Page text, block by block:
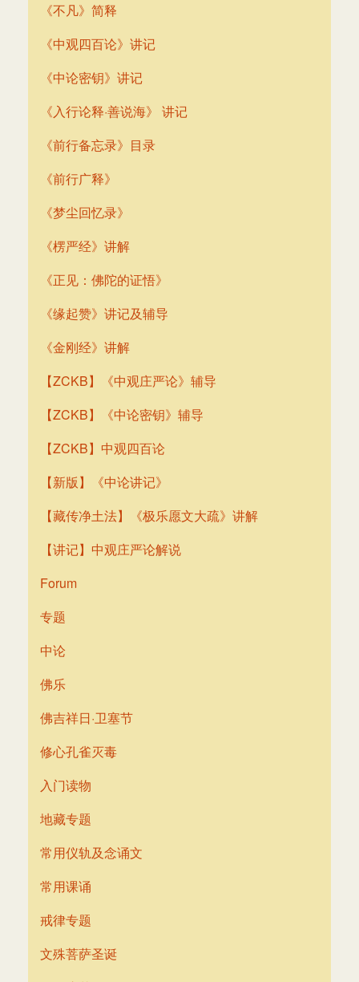
《不凡》简释
《中观四百论》讲记
《中论密钥》讲记
《入行论释·善说海》 讲记
《前行备忘录》目录
《前行广释》
《梦尘回忆录》
《楞严经》讲解
《正见：佛陀的证悟》
《缘起赞》讲记及辅导
《金刚经》讲解
【ZCKB】《中观庄严论》辅导
【ZCKB】《中论密钥》辅导
【ZCKB】中观四百论
【新版】《中论讲记》
【藏传净土法】《极乐愿文大疏》讲解
【讲记】中观庄严论解说
Forum
专题
中论
佛乐
佛吉祥日·卫塞节
修心孔雀灭毒
入门读物
地藏专题
常用仪轨及念诵文
常用课诵
戒律专题
文殊菩萨圣诞